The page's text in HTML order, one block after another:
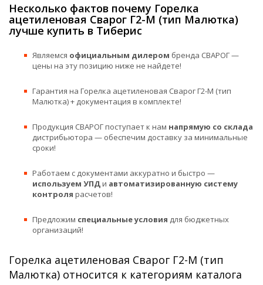
Несколько фактов почему Горелка
ацетиленовая Сварог Г2-М (тип Малютка)
лучше купить в Тиберис
Являемся официальным дилером бренда СВАРОГ —
цены на эту позицию ниже не найдете!
Гарантия на Горелка ацетиленовая Сварог Г2-М (тип
Малютка) + документация в комплекте!
Продукция СВАРОГ поступает к нам напрямую со склада
дистрибьютора — обеспечим доставку за минимальные
сроки!
Работаем с документами аккуратно и быстро —
используем УПДи автоматизированную систему
контроля расчетов!
Предложим специальные условия для бюджетных
организаций!
Горелка ацетиленовая Сварог Г2-М (тип
Малютка) относится к категориям каталога